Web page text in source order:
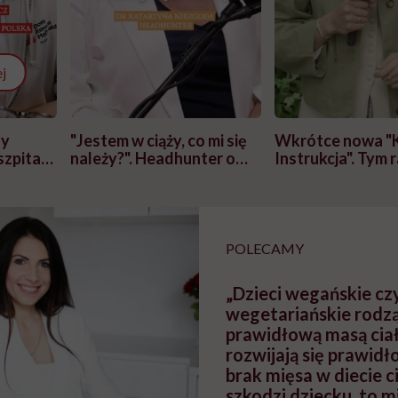
"Jestem w ciąży, co mi się
należy?". Headhunter o
Wkrótce nowa
Instrukcja". Tym
POLECAMY
„Dzieci wegańskie
wegetariańskie
prawidłową masą
rozwijają się
brak mięsa w diecie